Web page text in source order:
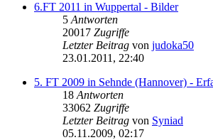
6.FT 2011 in Wuppertal - Bilder
5 Antworten
20017 Zugriffe
Letzter Beitrag von judoka50
23.01.2011, 22:40
5. FT 2009 in Sehnde (Hannover) -
18 Antworten
33062 Zugriffe
Letzter Beitrag von Syniad
05.11.2009, 02:17